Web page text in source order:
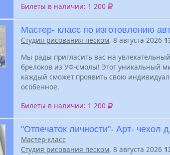
Билеты в наличии: 1 200
Мастер- класс по изготовлению
Студия рисования песком, 8 августа 2026
Мы рады пригласить вас на
брелоков из УФ-смолы! Этот уникальный
каждый сможет проявить свою
особенное.
Билеты в наличии: 1 200
"Отпечаток личности"- Арт- чехол
Мастер-класс
Студия рисования песком, 8 августа 2026